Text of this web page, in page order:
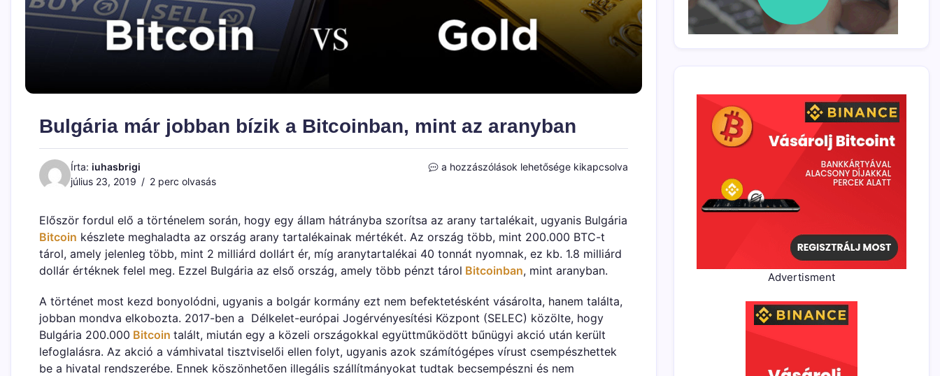
Bulgária már jobban bízik a Bitcoinban, mint az aranyban
Írta: iuhasbrigi
július 23, 2019
2 perc olvasás
Bulgária
a
Bitcoinban,
mint
az
bejegyzéshez
a hozzászólások lehetősége kikapcsolva
Először fordul elő a történelem során, hogy egy állam hátrányba szorítsa az arany tartalékait, ugyanis Bulgária
Bitcoin készlete meghaladta az ország arany tartalékainak mértékét. Az ország több, mint 200.000 BTC-t
tárol, amely jelenleg több, mint 2 milliárd dollárt ér, míg aranytartalékai 40 tonnát nyomnak, ez kb. 1.8 milliárd
dollár értéknek felel meg. Ezzel Bulgária az első ország, amely több pénzt tárol Bitcoinban, mint aranyban.
A történet most kezd bonyolódni, ugyanis a bolgár kormány ezt nem befektetésként vásárolta, hanem találta,
jobban mondva elkobozta. 2017-ben a Délkelet-európai Jogérvényesítési Központ (SELEC) közölte, hogy
Bulgária 200.000 Bitcoin talált, miután egy a közeli országokkal együttműködött bűnügyi akció után került
lefoglalásra. Az akció a vámhivatal tisztviselői ellen folyt, ugyanis azok számítógépes vírust csempészhettek
be a hivatal rendszerébe. Ennek köszönhetően illegális szállítmányokat tudtak becsempészni és nem
Advertisment